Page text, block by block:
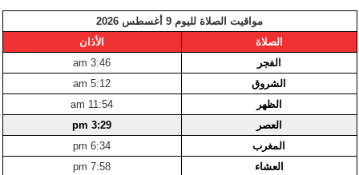
مواقيت الصلاة لليوم 9 أغسطس 2026
الصلاة
الأذان
الفجر
3:46 am
الشروق
5:12 am
الظهر
11:54 am
العصر
3:29 pm
المغرب
6:34 pm
العشاء
7:58 pm